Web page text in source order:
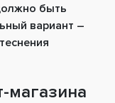
быть
вариант ―
магазина